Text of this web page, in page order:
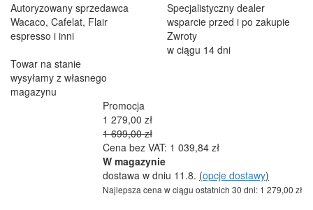
Autoryzowany sprzedawca
Wacaco, Cafelat, Flair
espresso i inni
Specjalistyczny dealer
wsparcie przed i po zakupie
Zwroty
w ciągu 14 dni
Towar na stanie
wysyłamy z własnego
magazynu
Promocja
1 279,00 zł
1 699,00 zł
Cena bez VAT: 1 039,84 zł
W magazynie
dostawa w dniu 11.8. (opcje dostawy)
Najlepsza cena w ciągu ostatnich 30 dni: 1 279,00 zł